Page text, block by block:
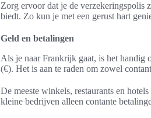
Zorg ervoor dat je de verzekeringspolis
biedt. Zo kun je met een gerust hart
Geld en betalingen
Als je naar Frankrijk gaat, is het handig
(€). Het is aan te raden om zowel
De meeste winkels, restaurants en
kleine bedrijven alleen contante